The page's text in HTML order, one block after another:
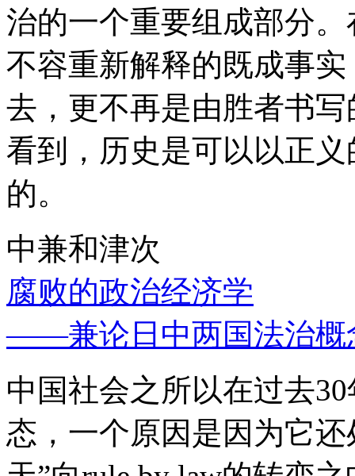
治的一个重要组成部分
不容重新解释的既成事
去，更不再是由胜者书
看到，历史是可以以正
的。
中兼和津次
腐败的政治经济学
——兼论日中两国法治概
中国社会之所以在过去
态，一个原因是因为它